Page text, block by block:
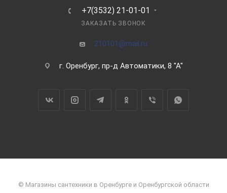
+7(3532) 21-01-01
ЗАКАЗАТЬ ЗВОНОК
210101@mail.ru
г. Оренбург, пр-д Автоматики, 8 "А"
© Магазины сантехники в Оренбурге и Оренбургской области